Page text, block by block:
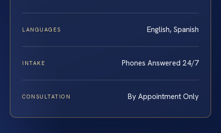
LANGUAGES English, Spanish
INTAKE Phones Answered 24/7
CONSULTATION By Appointment Only